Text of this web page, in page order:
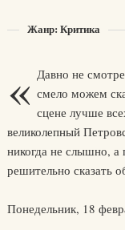
Жанр: Критика
« Давно не
смело можем
сцене лучше
великолепный
никогда не слышно,
решительно сказать
Понедельник, 18